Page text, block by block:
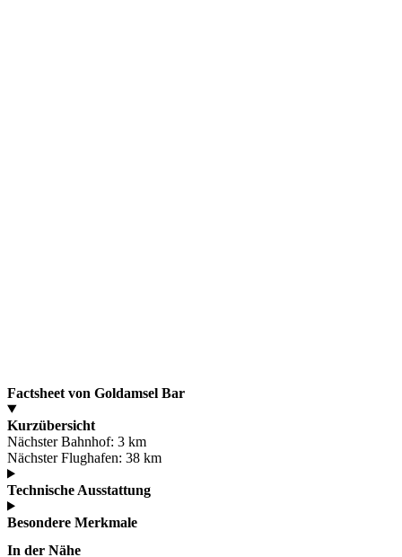
Factsheet von Goldamsel Bar
Kurzübersicht
Nächster Bahnhof: 3 km
Nächster Flughafen: 38 km
Technische Ausstattung
Besondere Merkmale
In der Nähe